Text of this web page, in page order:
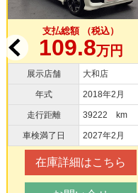
支払総額 （税込）
109.8万円
展示店舗 大和店
年式 2018年2月
走行距離 39222 km
車検満了日 2027年2月
在庫詳細はこちら